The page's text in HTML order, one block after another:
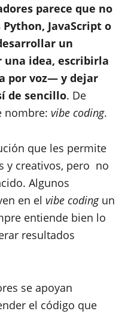
parece que no
JavaScript o
un
una idea, escribirla
por voz— y dejar
de sencillo. De
nombre: vibe coding.
que les permite
y creativos, pero no
Algunos
en el vibe codingun
entiende bien lo
resultados
se apoyan
el código que